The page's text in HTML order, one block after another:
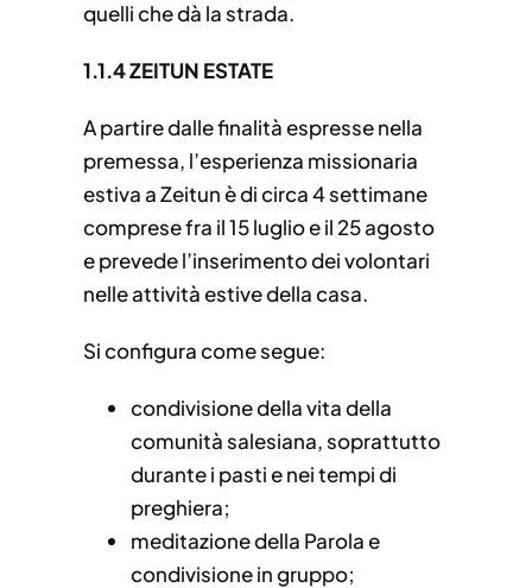
quelli che dà la strada.
1.1.4 ZEITUN ESTATE
A partire dalle finalità espresse nella
premessa, l’esperienza missionaria
estiva a Zeitun è di circa 4 settimane
comprese fra il 15 luglio e il 25 agosto
e prevede l’inserimento dei volontari
nelle attività estive della casa.
Si configura come segue:
condivisione della vita della
comunità salesiana, soprattutto
durante i pasti e nei tempi di
preghiera;
meditazione della Parola e
condivisione in gruppo;